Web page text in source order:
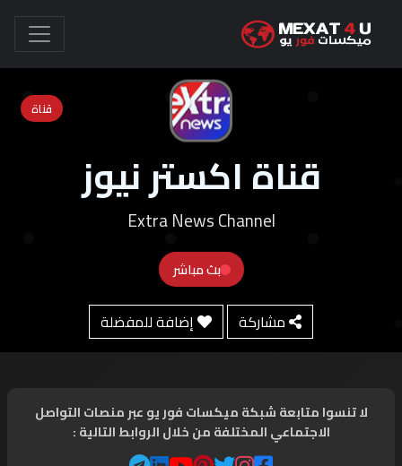
قناة اكستر نيوز
Extra News Channel
بث مباشر
قناة
مشاركة إضافة للمفضلة
لا تنسوا متابعة شبكة ميكسات فور يو عبر منصات التواصل
الاجتماعي المختلفة من خلال الروابط التالية :